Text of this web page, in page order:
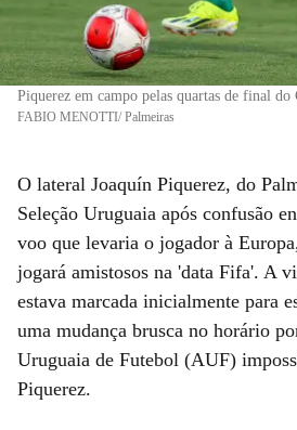
Piquerez em campo pelas quartas de final do
FABIO MENOTTI/ Palmeiras
O lateral Joaquín Piquerez, do
Seleção Uruguaia após confusão
voo que levaria o jogador à
jogará amistosos na 'data Fifa'. A
estava marcada inicialmente para
uma mudança brusca no horário
Uruguaia de Futebol (AUF)
Piquerez.